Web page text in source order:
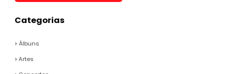
Categorias
Álbuns
Artes